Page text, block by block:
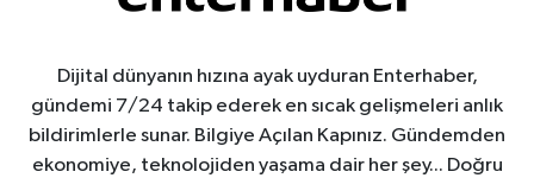
Dijital dünyanın hızına ayak uyduran Enterhaber,
gündemi 7/24 takip ederek en sıcak gelişmeleri anlık
bildirimlerle sunar. Bilgiye Açılan Kapınız. Gündemden
ekonomiye, teknolojiden yaşama dair her şey... Doğru